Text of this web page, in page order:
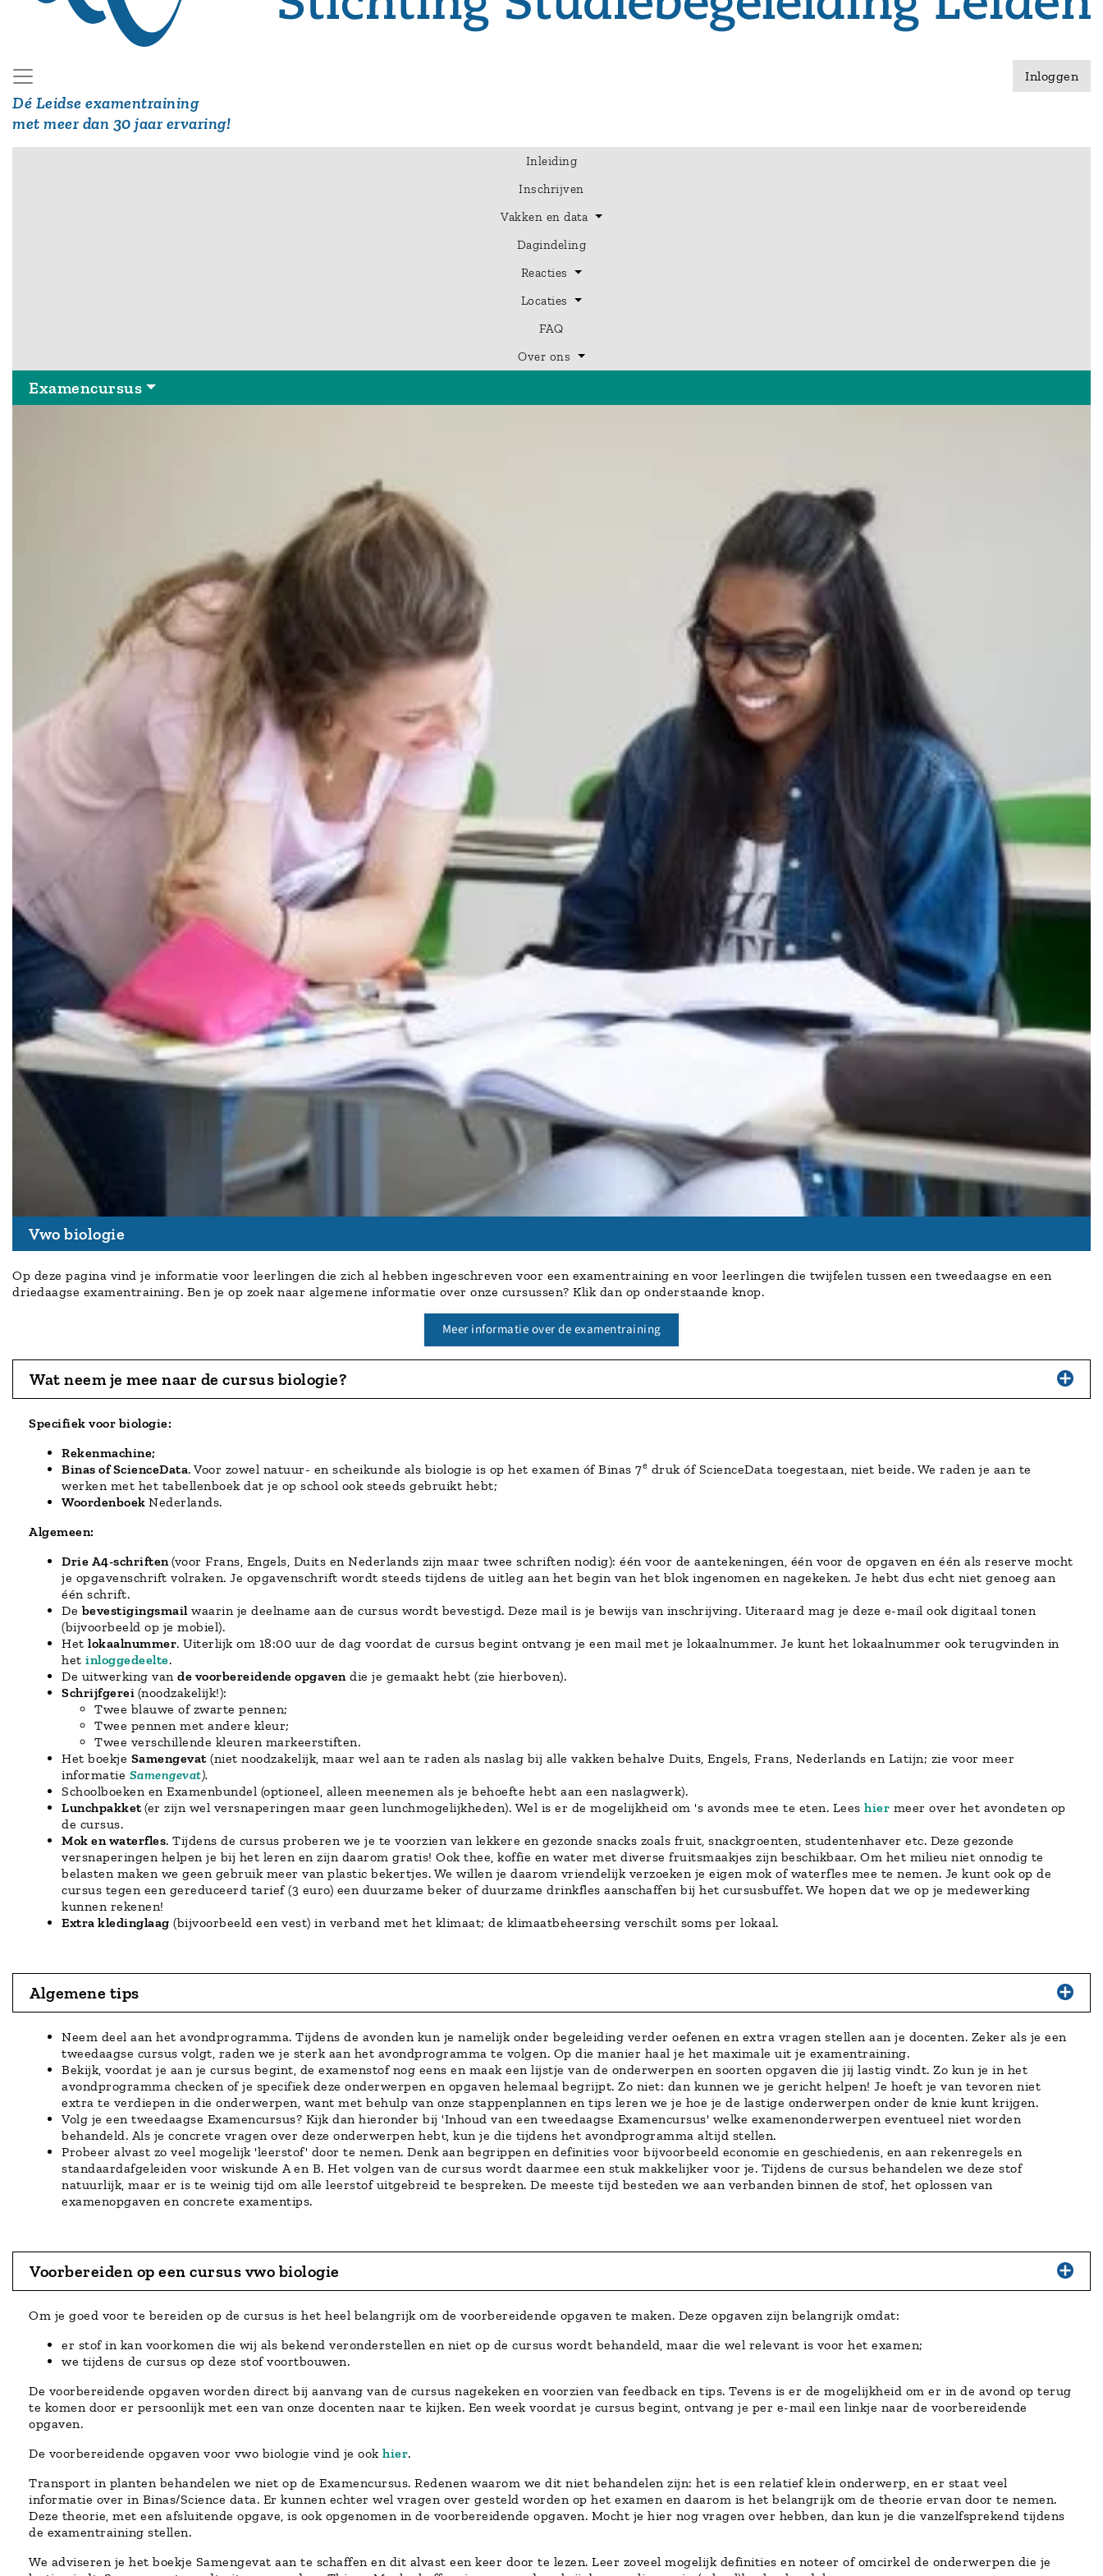
Dé Leidse examentraining
met meer dan 30 jaar ervaring!
Inloggen
Inleiding
Inschrijven
Vakken en data
Dagindeling
Reacties
Locaties
FAQ
Over ons
Examencursus
Vwo biologie
Op deze pagina vind je informatie voor leerlingen die zich al hebben ingeschreven voor een examentraining en voor leerlingen die twijfelen tussen een tweedaagse en een
driedaagse examentraining. Ben je op zoek naar algemene informatie over onze cursussen? Klik dan op onderstaande knop.
Meer informatie over de examentraining
Wat neem je mee naar de cursus biologie?
Specifiek voor biologie:
Rekenmachine;
Binas of ScienceData. Voor zowel natuur- en scheikunde als biologie is op het examen óf Binas 7e druk óf ScienceData toegestaan, niet beide. We raden je aan te
werken met het tabellenboek dat je op school ook steeds gebruikt hebt;
Woordenboek Nederlands.
Algemeen:
Drie A4-schriften(voor Frans, Engels, Duits en Nederlands zijn maar twee schriften nodig): één voor de aantekeningen, één voor de opgaven en één als reserve mocht
je opgavenschrift volraken. Je opgavenschrift wordt steeds tijdens de uitleg aan het begin van het blok ingenomen en nagekeken. Je hebt dus echt niet genoeg aan
één schrift.
De bevestigingsmailwaarin je deelname aan de cursus wordt bevestigd. Deze mail is je bewijs van inschrijving. Uiteraard mag je deze e-mail ook digitaal tonen
(bijvoorbeeld op je mobiel).
Het lokaalnummer. Uiterlijk om 18:00 uur de dag voordat de cursus begint ontvang je een mail met je lokaalnummer. Je kunt het lokaalnummer ook terugvinden in
het inloggedeelte.
De uitwerking van de voorbereidende opgavendie je gemaakt hebt (zie hierboven).
Schrijfgerei (noodzakelijk!):
Twee blauwe of zwarte pennen;
Twee pennen met andere kleur;
Twee verschillende kleuren markeerstiften.
Het boekje Samengevat (niet noodzakelijk, maar wel aan te raden als naslag bij alle vakken behalve Duits, Engels, Frans, Nederlands en Latijn; zie voor meer
informatie Samengevat).
Schoolboeken en Examenbundel (optioneel, alleen meenemen als je behoefte hebt aan een naslagwerk).
Lunchpakket (er zijn wel versnaperingen maar geen lunchmogelijkheden). Wel is er de mogelijkheid om 's avonds mee te eten. Lees hier meer over het avondeten op
de cursus.
Mok en waterfles. Tijdens de cursus proberen we je te voorzien van lekkere en gezonde snacks zoals fruit, snackgroenten, studentenhaver etc. Deze gezonde
versnaperingen helpen je bij het leren en zijn daarom gratis! Ook thee, koffie en water met diverse fruitsmaakjes zijn beschikbaar. Om het milieu niet onnodig te
belasten maken we geen gebruik meer van plastic bekertjes. We willen je daarom vriendelijk verzoeken je eigen mok of waterfles mee te nemen. Je kunt ook op de
cursus tegen een gereduceerd tarief (3 euro) een duurzame beker of duurzame drinkfles aanschaffen bij het cursusbuffet. We hopen dat we op je medewerking
kunnen rekenen!
Extra kledinglaag (bijvoorbeeld een vest) in verband met het klimaat; de klimaatbeheersing verschilt soms per lokaal.
Algemene tips
Neem deel aan het avondprogramma. Tijdens de avonden kun je namelijk onder begeleiding verder oefenen en extra vragen stellen aan je docenten. Zeker als je een
tweedaagse cursus volgt, raden we je sterk aan het avondprogramma te volgen. Op die manier haal je het maximale uit je examentraining.
Bekijk, voordat je aan je cursus begint, de examenstof nog eens en maak een lijstje van de onderwerpen en soorten opgaven die jij lastig vindt. Zo kun je in het
avondprogramma checken of je specifiek deze onderwerpen en opgaven helemaal begrijpt. Zo niet: dan kunnen we je gericht helpen! Je hoeft je van tevoren niet
extra te verdiepen in die onderwerpen, want met behulp van onze stappenplannen en tips leren we je hoe je de lastige onderwerpen onder de knie kunt krijgen.
Volg je een tweedaagse Examencursus? Kijk dan hieronder bij 'Inhoud van een tweedaagse Examencursus' welke examenonderwerpen eventueel niet worden
behandeld. Als je concrete vragen over deze onderwerpen hebt, kun je die tijdens het avondprogramma altijd stellen.
Probeer alvast zo veel mogelijk 'leerstof' door te nemen. Denk aan begrippen en definities voor bijvoorbeeld economie en geschiedenis, en aan rekenregels en
standaardafgeleiden voor wiskunde A en B. Het volgen van de cursus wordt daarmee een stuk makkelijker voor je. Tijdens de cursus behandelen we deze stof
natuurlijk, maar er is te weinig tijd om alle leerstof uitgebreid te bespreken. De meeste tijd besteden we aan verbanden binnen de stof, het oplossen van
examenopgaven en concrete examentips.
Voorbereiden op een cursus vwo biologie
Om je goed voor te bereiden op de cursus is het heel belangrijk om de voorbereidende opgaven te maken. Deze opgaven zijn belangrijk omdat:
er stof in kan voorkomen die wij als bekend veronderstellen en niet op de cursus wordt behandeld, maar die wel relevant is voor het examen;
we tijdens de cursus op deze stof voortbouwen.
De voorbereidende opgaven worden direct bij aanvang van de cursus nagekeken en voorzien van feedback en tips. Tevens is er de mogelijkheid om er in de avond op terug
te komen door er persoonlijk met een van onze docenten naar te kijken. Een week voordat je cursus begint, ontvang je per e-mail een linkje naar de voorbereidende
opgaven.
De voorbereidende opgaven voor vwo biologie vind je ook hier.
Transport in planten behandelen we niet op de Examencursus. Redenen waarom we dit niet behandelen zijn: het is een relatief klein onderwerp, en er staat veel
informatie over in Binas/Science data. Er kunnen echter wel vragen over gesteld worden op het examen en daarom is het belangrijk om de theorie ervan door te nemen.
Deze theorie, met een afsluitende opgave, is ook opgenomen in de voorbereidende opgaven. Mocht je hier nog vragen over hebben, dan kun je die vanzelfsprekend tijdens
de examentraining stellen.
We adviseren je het boekje Samengevat aan te schaffen en dit alvast een keer door te lezen. Leer zoveel mogelijk definities en noteer of omcirkel de onderwerpen die je